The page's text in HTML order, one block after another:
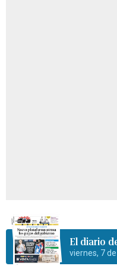
El diario
viernes, 7